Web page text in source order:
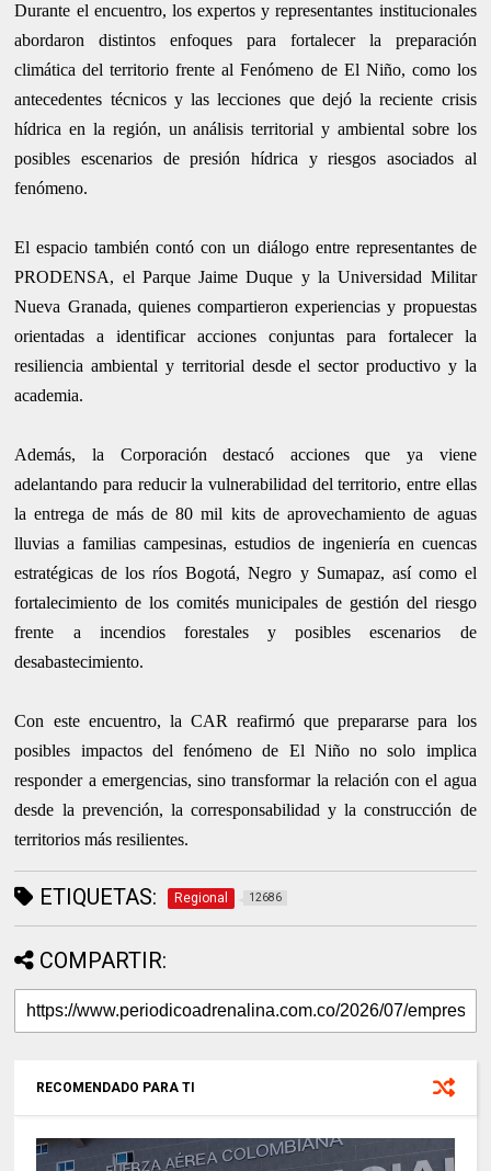
Durante el encuentro, los expertos y representantes institucionales
abordaron distintos enfoques para fortalecer la preparación
climática del territorio frente al Fenómeno de El Niño, como los
antecedentes técnicos y las lecciones que dejó la reciente crisis
hídrica en la región, un análisis territorial y ambiental sobre los
posibles escenarios de presión hídrica y riesgos asociados al
fenómeno.
El espacio también contó con un diálogo entre representantes de
PRODENSA, el Parque Jaime Duque y la Universidad Militar
Nueva Granada, quienes compartieron experiencias y propuestas
orientadas a identificar acciones conjuntas para fortalecer la
resiliencia ambiental y territorial desde el sector productivo y la
academia.
Además, la Corporación destacó acciones que ya viene
adelantando para reducir la vulnerabilidad del territorio, entre ellas
la entrega de más de 80 mil kits de aprovechamiento de aguas
lluvias a familias campesinas, estudios de ingeniería en cuencas
estratégicas de los ríos Bogotá, Negro y Sumapaz, así como el
fortalecimiento de los comités municipales de gestión del riesgo
frente a incendios forestales y posibles escenarios de
desabastecimiento.
Con este encuentro, la CAR reafirmó que prepararse para los
posibles impactos del fenómeno de El Niño no solo implica
responder a emergencias, sino transformar la relación con el agua
desde la prevención, la corresponsabilidad y la construcción de
territorios más resilientes.
ETIQUETAS: Regional 12686
COMPARTIR:
RECOMENDADO PARA TI